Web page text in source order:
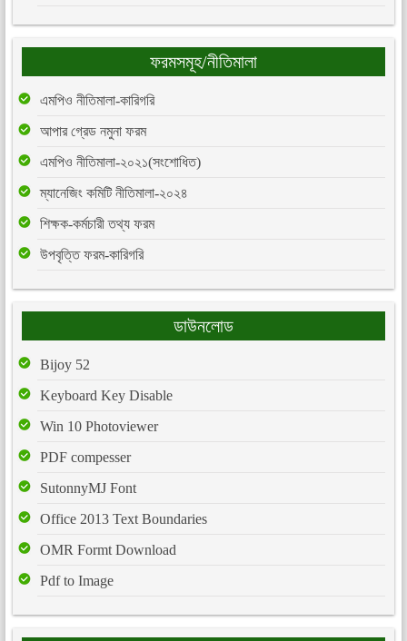
ফরমসমূহ/নীতিমালা
এমপিও নীতিমালা-কারিগরি
আপার গ্রেড নমুনা ফরম
এমপিও নীতিমালা-২০২১(সংশোধিত)
ম্যানেজিং কমিটি নীতিমালা-২০২৪
শিক্ষক-কর্মচারী তথ্য ফরম
উপবৃত্তি ফরম-কারিগরি
ডাউনলোড
Bijoy 52
Keyboard Key Disable
Win 10 Photoviewer
PDF compesser
SutonnyMJ Font
Office 2013 Text Boundaries
OMR Formt Download
Pdf to Image